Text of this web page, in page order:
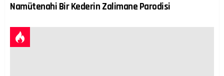
Namütenahi Bir Kederin Zalimane Parodisi